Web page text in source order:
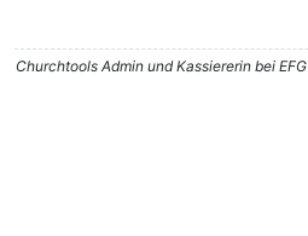
Churchtools Admin und Kassiererin bei